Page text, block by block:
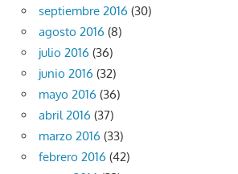
septiembre 2016 (30)
agosto 2016 (8)
julio 2016 (36)
junio 2016 (32)
mayo 2016 (36)
abril 2016 (37)
marzo 2016 (33)
febrero 2016 (42)